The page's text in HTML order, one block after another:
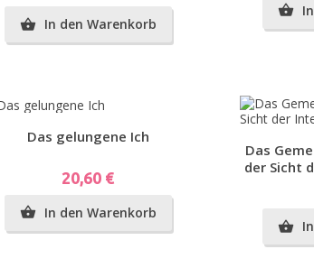
 In den Warenkorb

Vorschau
Das gelungene Ich
Preis
20,60 €
 In den Warenkorb
Das
der Sicht
